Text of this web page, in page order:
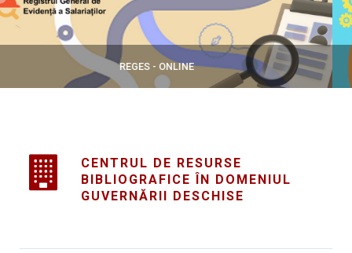
SECURITATE ȘI SĂNĂTATE ÎN MUNCĂ
CENTRUL DE RESURSE
BIBLIOGRAFICE ÎN DOMENIUL
GUVERNĂRII DESCHISE